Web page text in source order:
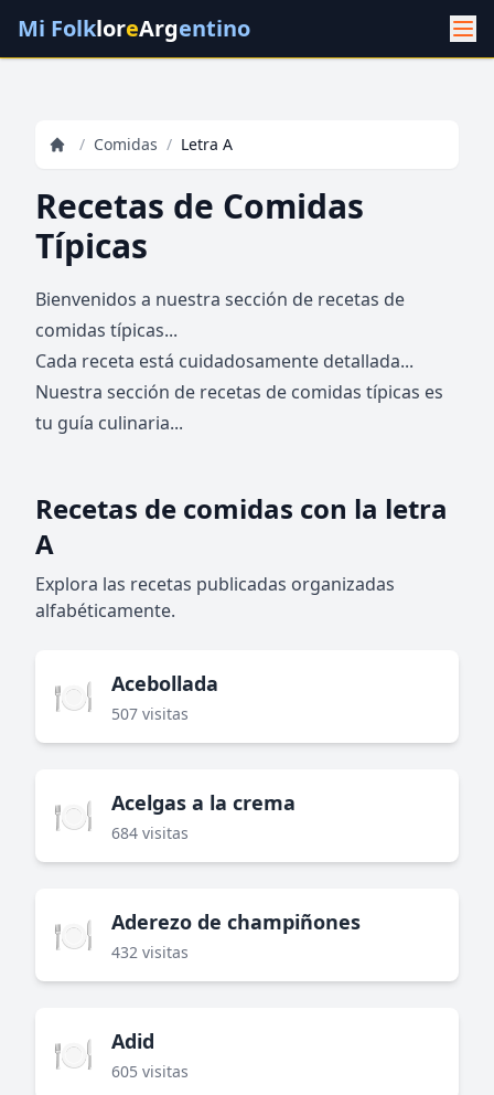
Mi FolkloreArgentino
/ Comidas / Letra A
Recetas de Comidas
Típicas
Bienvenidos a nuestra sección de recetas de
comidas típicas...
Cada receta está cuidadosamente detallada...
Nuestra sección de recetas de comidas típicas es
tu guía culinaria...
Recetas de comidas con la letra
A
Explora las recetas publicadas organizadas
alfabéticamente.
🍽️ Acebollada
507 visitas
🍽️ Acelgas a la crema
684 visitas
🍽️ Aderezo de champiñones
432 visitas
🍽️ Adid
605 visitas